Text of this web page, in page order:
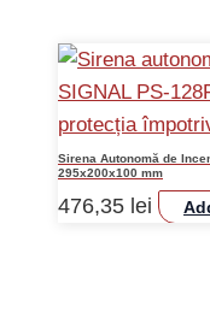
Sirena Autonomă de
295x200x100 mm
476,35 lei